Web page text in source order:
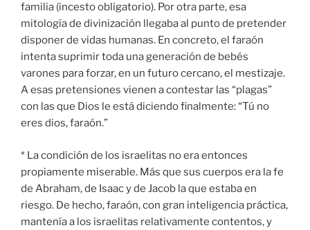
familia (incesto obligatorio). Por otra parte, esa
mitología de divinización llegaba al punto de pretender
disponer de vidas humanas. En concreto, el faraón
intenta suprimir toda una generación de bebés
varones para forzar, en un futuro cercano, el mestizaje.
A esas pretensiones vienen a contestar las “plagas”
con las que Dios le está diciendo finalmente: “Tú no
eres dios, faraón.”
* La condición de los israelitas no era entonces
propiamente miserable. Más que sus cuerpos era la fe
de Abraham, de Isaac y de Jacob la que estaba en
riesgo. De hecho, faraón, con gran inteligencia práctica,
mantenía a los israelitas relativamente contentos, y